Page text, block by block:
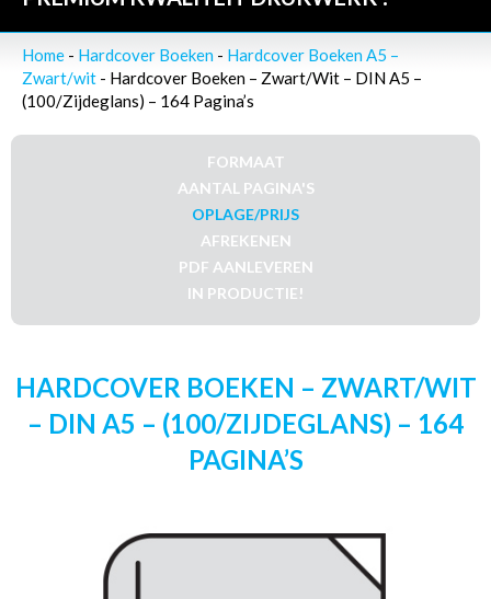
Home - Hardcover Boeken - Hardcover Boeken A5 –
Zwart/wit - Hardcover Boeken – Zwart/Wit – DIN A5 –
(100/Zijdeglans) – 164 Pagina’s
FORMAAT
AANTAL PAGINA'S
OPLAGE/PRIJS
AFREKENEN
PDF AANLEVEREN
IN PRODUCTIE!
HARDCOVER BOEKEN – ZWART/WIT
– DIN A5 – (100/ZIJDEGLANS) – 164
PAGINA’S